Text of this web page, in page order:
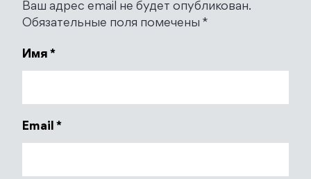
Ваш адрес email не будет опубликован.
Обязательные поля помечены *
Имя *
Email *